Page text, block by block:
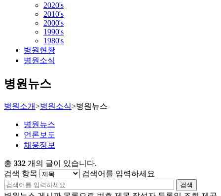
2020's
2010's
2000's
1990's
1980's
병원현황
병원소식
병원뉴스
병원소개>병원소식>병원뉴스
병원뉴스
언론보도
채용정보
총 332 개의 글이 있습니다.
검색 항목
검색어를 입력하세요
검색